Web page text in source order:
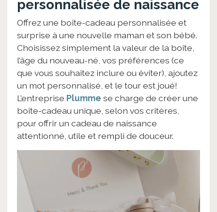
personnalisée de naissance
Offrez une boîte-cadeau personnalisée et
surprise à une nouvelle maman et son bébé.
Choisissez simplement la valeur de la boîte,
l’âge du nouveau-né, vos préférences (ce
que vous souhaitez inclure ou éviter), ajoutez
un mot personnalisé, et le tour est joué!
L’entreprise Plumme se charge de créer une
boîte-cadeau unique, selon vos critères,
pour offrir un cadeau de naissance
attentionné, utile et rempli de douceur.